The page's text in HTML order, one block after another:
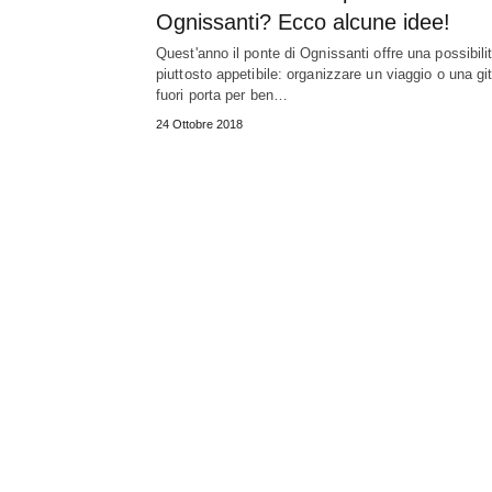
Ognissanti? Ecco alcune idee!
Quest'anno il ponte di Ognissanti offre una
piuttosto appetibile: organizzare un viaggio o una
fuori porta per ben…
24 Ottobre 2018